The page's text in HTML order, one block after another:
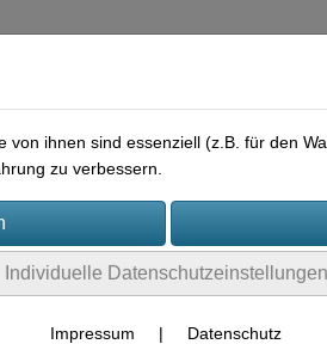
Hilfreiches Rechtliches
von ihnen sind essenziell (z.B. für den
zu verbessern.
Individuelle Datenschutzeinstellungen
Impressum | Datenschutz